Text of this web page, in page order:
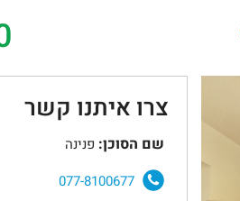
צרו איתנו קשר
שם הסוכן: פנינה
077-8100677